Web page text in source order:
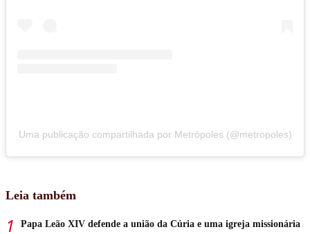
Uma publicação compartilhada por Metrópoles (@metropoles)
Leia também
Papa Leão XIV defende a união da Cúria e uma igreja missionária